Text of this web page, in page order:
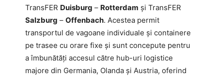
TransFER Duisburg – Rotterdam și TransFER
Salzburg – Offenbach. Acestea permit
transportul de vagoane individuale și containere
pe trasee cu orare fixe și sunt concepute pentru
a îmbunătăți accesul către hub-uri logistice
majore din Germania, Olanda și Austria, oferind